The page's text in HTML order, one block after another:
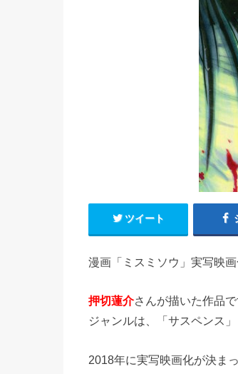
ツイート
漫画「ミスミソウ」実写映
押切蓮介さんが描いた作品で
ジャンルは、「サスペンス
2018年に実写映画化が決ま